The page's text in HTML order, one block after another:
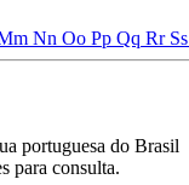
Nn Oo Pp Qq Rr Ss
portuguesa do Brasil
para consulta.